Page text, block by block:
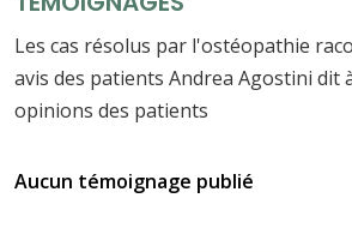
Les cas résolus par l'ostéopathie
avis des patients Andrea Agostini dit
opinions des patients
Aucun témoignage publié